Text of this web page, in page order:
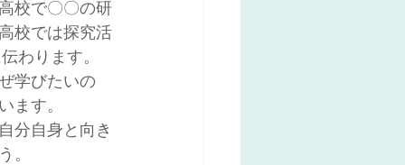
校で〇〇の研
校では探究活
わります。
学びたいの
す。
分自身と向き
。